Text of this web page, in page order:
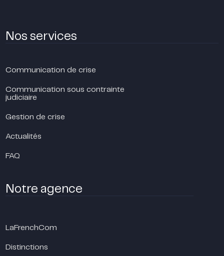
Nos services
Communication de crise
Communication sous contrainte
judiciaire
Gestion de crise
Actualités
FAQ
Notre agence
LaFrenchCom
Distinctions